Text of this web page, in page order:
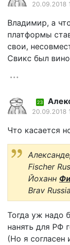
20.09.2018
Владимир, а
платформы
свои,
Свикс был
23
20.09.2018
Что касается
Fischer
Йоханн
Brav Russia
Тогда уж надо
нанять для РФ
(Но я согласен